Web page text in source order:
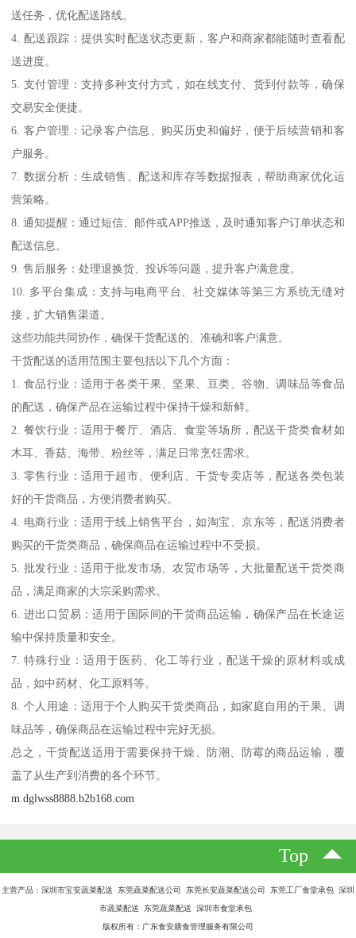
送任务，优化配送路线。
4. 配送跟踪：提供实时配送状态更新，客户和商家都能随时查看配
送进度。
5. 支付管理：支持多种支付方式，如在线支付、货到付款等，确保
交易安全便捷。
6. 客户管理：记录客户信息、购买历史和偏好，便于后续营销和客
户服务。
7. 数据分析：生成销售、配送和库存等数据报表，帮助商家优化运
营策略。
8. 通知提醒：通过短信、邮件或APP推送，及时通知客户订单状态和
配送信息。
9. 售后服务：处理退换货、投诉等问题，提升客户满意度。
10. 多平台集成：支持与电商平台、社交媒体等第三方系统无缝对
接，扩大销售渠道。
这些功能共同协作，确保干货配送的、准确和客户满意。
干货配送的适用范围主要包括以下几个方面：
1. 食品行业：适用于各类干果、坚果、豆类、谷物、调味品等食品
的配送，确保产品在运输过程中保持干燥和新鲜。
2. 餐饮行业：适用于餐厅、酒店、食堂等场所，配送干货类食材如
木耳、香菇、海带、粉丝等，满足日常烹饪需求。
3. 零售行业：适用于超市、便利店、干货专卖店等，配送各类包装
好的干货商品，方便消费者购买。
4. 电商行业：适用于线上销售平台，如淘宝、京东等，配送消费者
购买的干货类商品，确保商品在运输过程中不受损。
5. 批发行业：适用于批发市场、农贸市场等，大批量配送干货类商
品，满足商家的大宗采购需求。
6. 进出口贸易：适用于国际间的干货商品运输，确保产品在长途运
输中保持质量和安全。
7. 特殊行业：适用于医药、化工等行业，配送干燥的原材料或成
品，如中药材、化工原料等。
8. 个人用途：适用于个人购买干货类商品，如家庭自用的干果、调
味品等，确保商品在运输过程中完好无损。
总之，干货配送适用于需要保持干燥、防潮、防霉的商品运输，覆
盖了从生产到消费的各个环节。
m.dglwss8888.b2b168.com
Top
主营产品：深圳市宝安蔬菜配送 东莞蔬菜配送公司 东莞长安蔬菜配送公司 东莞工厂食堂承包 深圳
市蔬菜配送 东莞蔬菜配送 深圳市食堂承包
版权所有：广东食安膳食管理服务有限公司